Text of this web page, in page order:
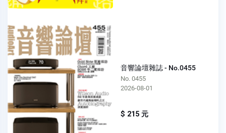
音響論壇雜誌 - No.0455
No. 0455
2026-08-01
$ 215 元